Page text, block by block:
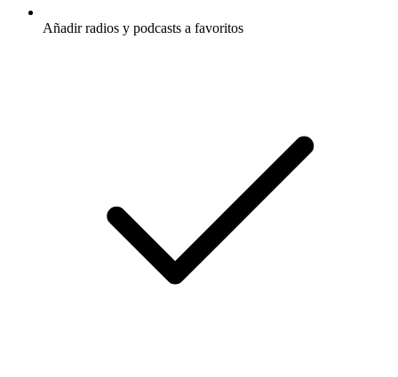
Añadir radios y podcasts a favoritos